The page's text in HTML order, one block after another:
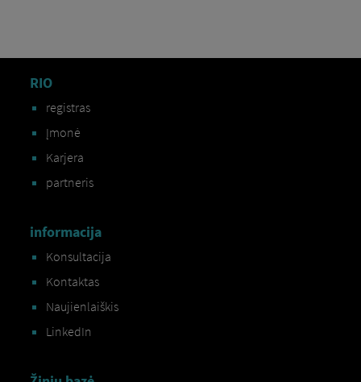
RIO
registras
Įmonė
Karjera
partneris
informacija
Konsultacija
Kontaktas
Naujienlaiškis
LinkedIn